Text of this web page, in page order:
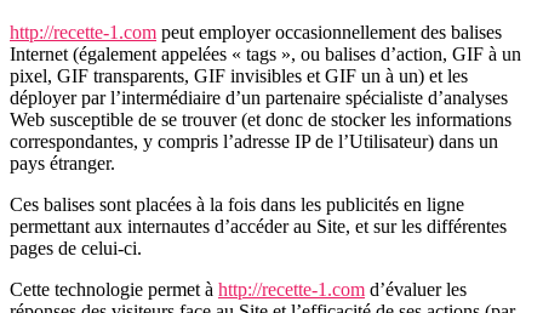
http://recette-1.com peut employer occasionnellement des balises
Internet (également appelées « tags », ou balises d’action, GIF à un
pixel, GIF transparents, GIF invisibles et GIF un à un) et les
déployer par l’intermédiaire d’un partenaire spécialiste d’analyses
Web susceptible de se trouver (et donc de stocker les informations
correspondantes, y compris l’adresse IP de l’Utilisateur) dans un
pays étranger.
Ces balises sont placées à la fois dans les publicités en ligne
permettant aux internautes d’accéder au Site, et sur les différentes
pages de celui-ci.
Cette technologie permet à http://recette-1.com d’évaluer les